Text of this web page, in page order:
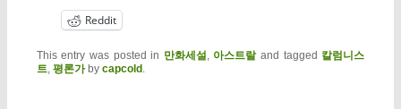
Reddit
This entry was posted in 만화세설, 아스트랄and tagged 칼럼니스
트, 평론가by capcold .